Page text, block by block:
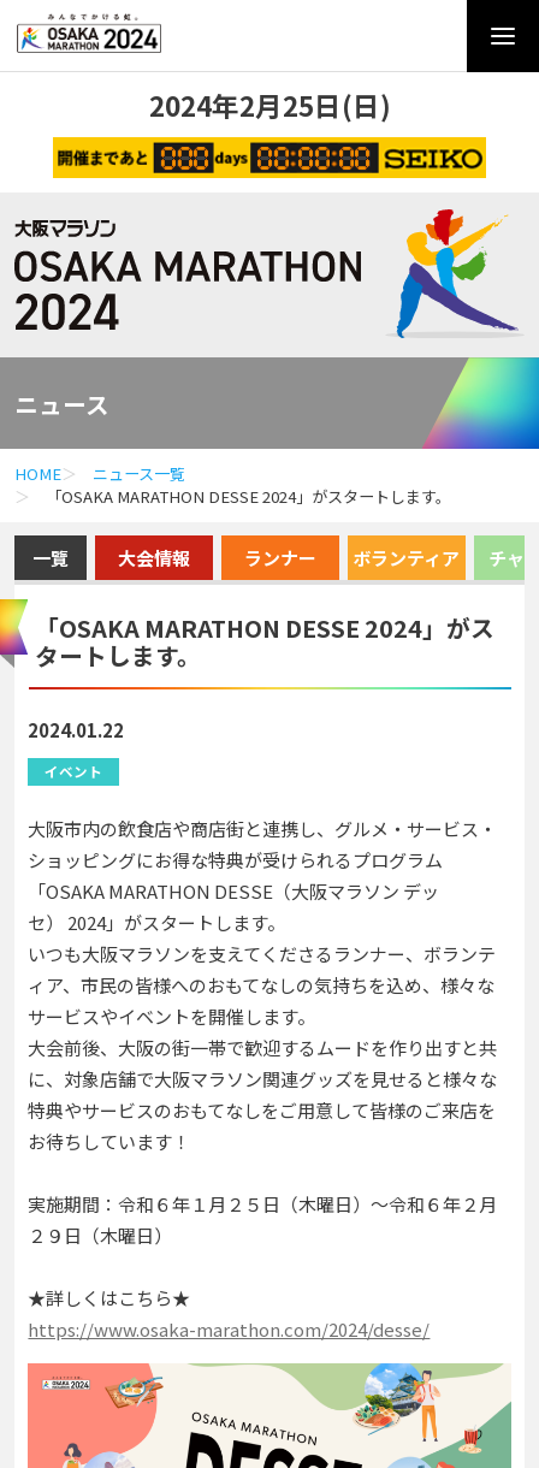
2024年2月25日(日)
ニュース
HOME
ニュース一覧
「OSAKA MARATHON DESSE 2024」がスタートします。
一覽 大会情報 ランナー ボランティア チャ
「OSAKA MARATHON DESSE 2024」がス
タートします。
2024.01.22
イベント
大阪市内の飲食店や商店街と連携し、グルメ・サービス・
ショッピングにお得な特典が受けられるプログラム
「OSAKA MARATHON DESSE（大阪マラソン デッ
セ） 2024」がスタートします。
いつも大阪マラソンを支えてくださるランナー、ボランテ
ィア、市民の皆様へのおもてなしの気持ちを込め、様々な
サービスやイベントを開催します。
大会前後、大阪の街一帯で歓迎するムードを作り出すと共
に、対象店舗で大阪マラソン関連グッズを見せると様々な
特典やサービスのおもてなしをご用意して皆様のご来店を
お待ちしています！
実施期間：令和６年１月２５日（木曜日）～令和６年２月
２９日（木曜日）
★詳しくはこちら★
https://www.osaka-marathon.com/2024/desse/